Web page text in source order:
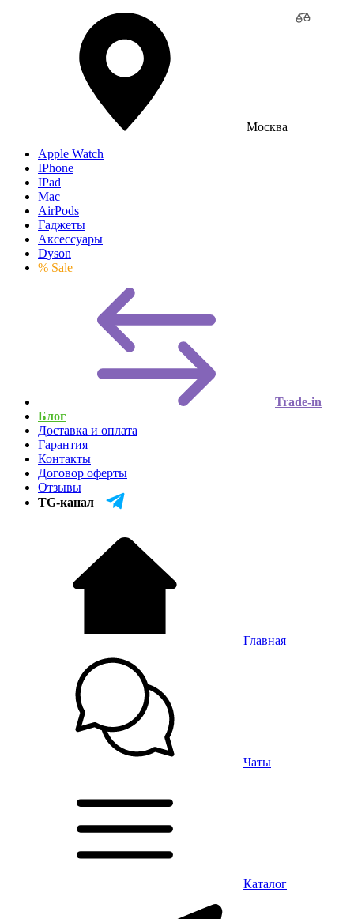
Москва
Apple Watch
IPhone
IPad
Mac
AirPods
Гаджеты
Аксессуары
Dyson
% Sale
Trade-in
Блог
Доставка и оплата
Гарантия
Контакты
Договор оферты
Отзывы
TG-канал
Главная
Чаты
Каталог